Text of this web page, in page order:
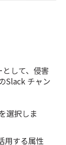
して、侵害
Slack チャン
選択しま
用する属性